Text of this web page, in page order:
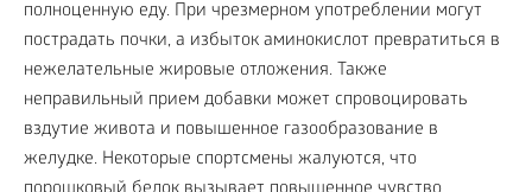
полноценную еду. При чрезмерном употреблении могут
пострадать почки, а избыток аминокислот превратиться в
нежелательные жировые отложения. Также
неправильный прием добавки может спровоцировать
вздутие живота и повышенное газообразование в
желудке. Некоторые спортсмены жалуются, что